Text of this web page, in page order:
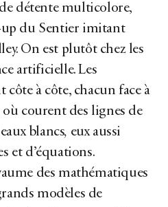
détente multicolore,
up du Sentier imitant
On est plutôt chez les
artificielle. Les
à côte, chacun face à
courent des lignes de
blancs, eux aussi
et d’équations.
des mathématiques
modèles de